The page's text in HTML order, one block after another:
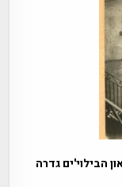
הבילוי'ים גדרה